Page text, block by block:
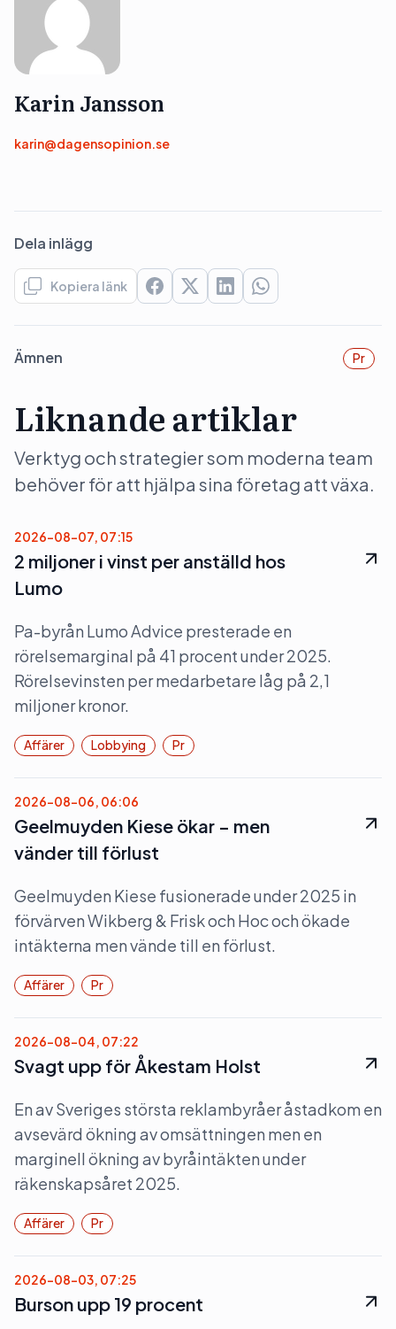
Karin Jansson
karin@dagensopinion.se
Dela inlägg
Kopiera länk
Ämnen Pr
Liknande artiklar
Verktyg och strategier som moderna team
behöver för att hjälpa sina företag att växa.
2026-08-07, 07:15
2 miljoner i vinst per anställd hos
Lumo
Pa-byrån Lumo Advice presterade en
rörelsemarginal på 41 procent under 2025.
Rörelsevinsten per medarbetare låg på 2,1
miljoner kronor.
Affärer Lobbying Pr
2026-08-06, 06:06
Geelmuyden Kiese ökar – men
vänder till förlust
Geelmuyden Kiese fusionerade under 2025 in
förvärven Wikberg & Frisk och Hoc och ökade
intäkterna men vände till en förlust.
Affärer Pr
2026-08-04, 07:22
Svagt upp för Åkestam Holst
En av Sveriges största reklambyråer åstadkom en
avsevärd ökning av omsättningen men en
marginell ökning av byråintäkten under
räkenskapsåret 2025.
Affärer Pr
2026-08-03, 07:25
Burson upp 19 procent